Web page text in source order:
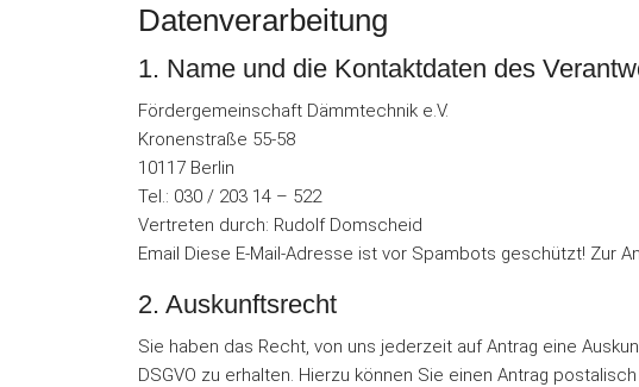
Datenverarbeitung
1. Name und die Kontaktdaten des
Fördergemeinschaft Dämmtechnik e.V.
Kronenstraße 55-58
10117 Berlin
Tel.: 030 / 203 14 – 522
Vertreten durch: Rudolf Domscheid
Email Diese E-Mail-Adresse ist vor Spambots geschützt! Zur
2. Auskunftsrecht
Sie haben das Recht, von uns jederzeit auf Antrag eine
DSGVO zu erhalten. Hierzu können Sie einen Antrag